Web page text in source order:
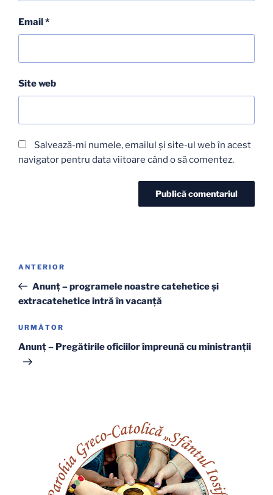
Email*
Site web
Salvează-mi numele, emailul și site-ul web în acest
navigator pentru data viitoare când o să comentez.
articole
Articolul
anterior
ANTERIOR
Anunţ – programele noastre catehetice şi
extracatehetice intră în vacanţă
Articolul
următor
URMĂTOR
Anunţ – Pregătirile oficiilor împreună cu ministranţii